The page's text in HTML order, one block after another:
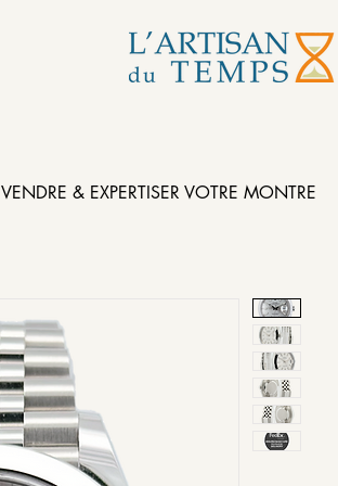
VENDRE & EXPERTISER VOTRE MONTRE